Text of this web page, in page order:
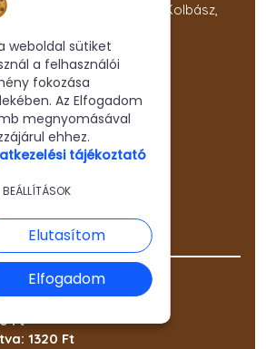
Füstölt Tarja, Hagyma, Kolbász,
SAJT, Tojás
pizza
Ft
1110 Ft
pizza
Ft
1320 Ft
weboldal sütiket
a felhasználói
fokozása
Az Elfogadom
megnyomásával
ehhez.
tájékoztató
BEÁLLÍTÁSOK
Elutasítom
Elfogadom